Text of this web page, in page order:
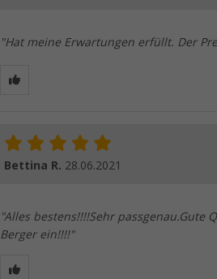
"Hat meine Erwartungen erfüllt. Der
Bettina R. 28.06.2021
"Alles bestens!!!!Sehr passgenau.Gute
Berger ein!!!!"